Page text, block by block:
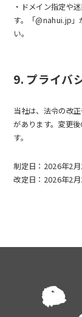
・ドメイン指定や
す。「@nahui.jp」
い。
9. プライバ
当社は、法令の改
があります。変更
す。
制定日：2026年2月
改定日：2026年2月